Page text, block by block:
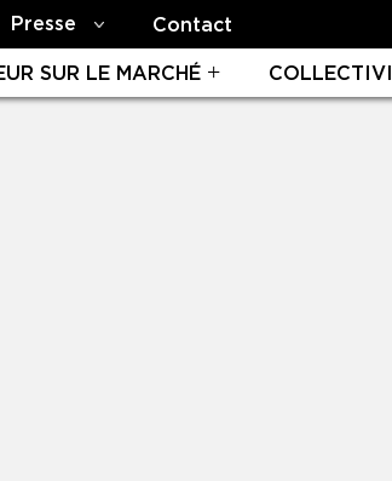
Presse Contact
SUR LE MARCHÉ